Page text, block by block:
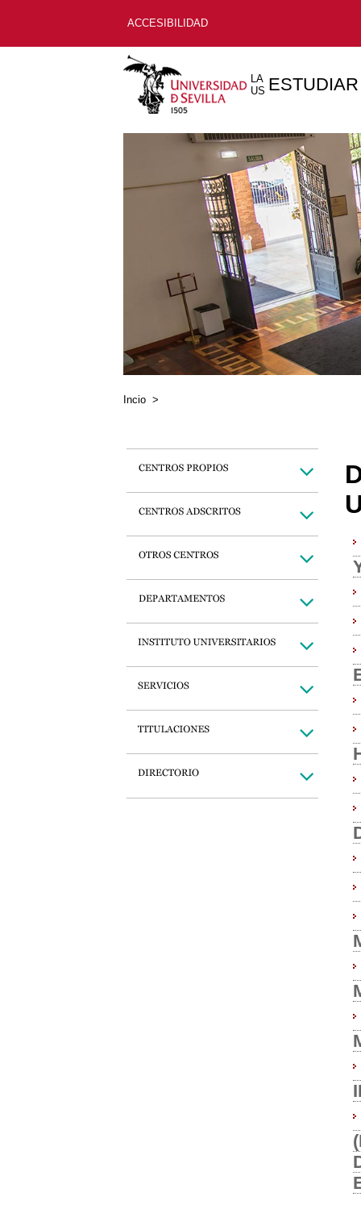
ACCESIBILIDAD
LA
US ESTUDIAR
Incio >